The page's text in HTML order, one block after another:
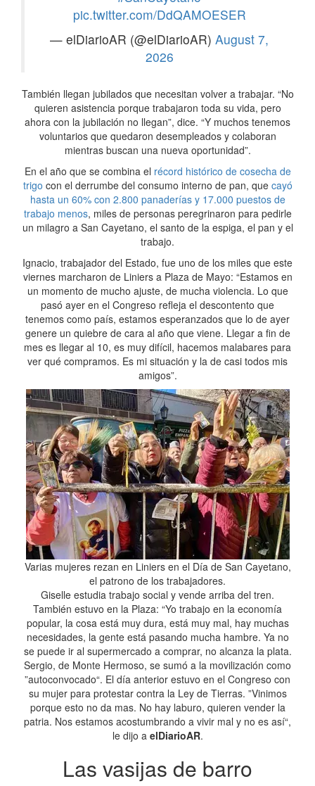
pic.twitter.com/DdQAMOESER
— elDiarioAR (@elDiarioAR) August 7,
2026
También llegan jubilados que necesitan volver a trabajar. “No
quieren asistencia porque trabajaron toda su vida, pero
ahora con la jubilación no llegan”, dice. “Y muchos tenemos
voluntarios que quedaron desempleados y colaboran
mientras buscan una nueva oportunidad”.
En el año que se combina el récord histórico de cosecha de
trigo con el derrumbe del consumo interno de pan, que cayó
hasta un 60% con 2.800 panaderías y 17.000 puestos de
trabajo menos, miles de personas peregrinaron para pedirle
un milagro a San Cayetano, el santo de la espiga, el pan y el
trabajo.
Ignacio, trabajador del Estado, fue uno de los miles que este
viernes marcharon de Liniers a Plaza de Mayo: “Estamos en
un momento de mucho ajuste, de mucha violencia. Lo que
pasó ayer en el Congreso refleja el descontento que
tenemos como país, estamos esperanzados que lo de ayer
genere un quiebre de cara al año que viene. Llegar a fin de
mes es llegar al 10, es muy difícil, hacemos malabares para
ver qué compramos. Es mi situación y la de casi todos mis
amigos”.
Varias mujeres rezan en Liniers en el Día de San Cayetano,
el patrono de los trabajadores.
Giselle estudia trabajo social y vende arriba del tren.
También estuvo en la Plaza: “Yo trabajo en la economía
popular, la cosa está muy dura, está muy mal, hay muchas
necesidades, la gente está pasando mucha hambre. Ya no
se puede ir al supermercado a comprar, no alcanza la plata.
Sergio, de Monte Hermoso, se sumó a la movilización como
”autoconvocado“. El día anterior estuvo en el Congreso con
su mujer para protestar contra la Ley de Tierras. ”Vinimos
porque esto no da mas. No hay laburo, quieren vender la
patria. Nos estamos acostumbrando a vivir mal y no es así“,
le dijo a elDiarioAR.
Las vasijas de barro